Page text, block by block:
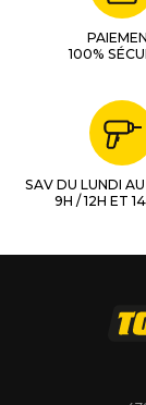
100%
SAV DU LUNDI
9H / 12H ET